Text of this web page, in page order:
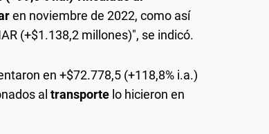
en noviembre de 2022, como así
(+$1.138,2 millones)", se indicó.
en +$72.778,5 (+118,8% i.a.)
al transporte lo hicieron en